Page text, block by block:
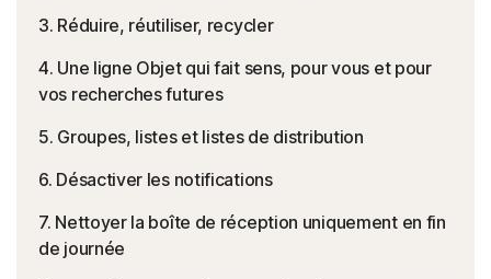
3. Réduire, réutiliser, recycler
4. Une ligne Objet qui fait sens, pour vous et pour
vos recherches futures
5. Groupes, listes et listes de distribution
6. Désactiver les notifications
7. Nettoyer la boîte de réception uniquement en fin
de journée